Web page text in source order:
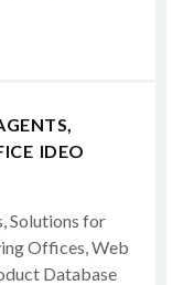
IDEO
Solutions for
Offices, Web
Database